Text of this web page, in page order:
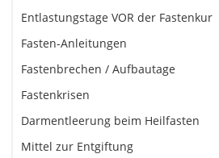
Entlastungstage VOR der Fastenkur
Fasten-Anleitungen
Fastenbrechen / Aufbautage
Fastenkrisen
Darmentleerung beim Heilfasten
Mittel zur Entgiftung